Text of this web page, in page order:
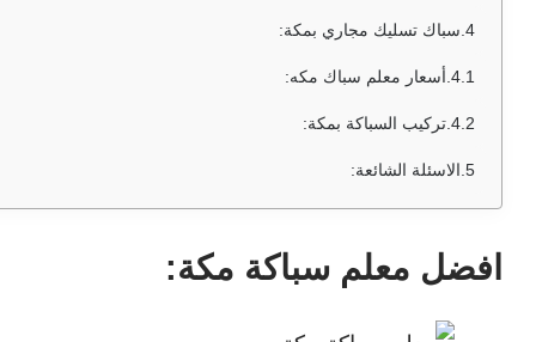
سباك تسليك مجاري بمكة:
أسعار معلم سباك مكه:
تركيب السباكة بمكة:
الاسئلة الشائعة:
افضل معلم سباكة مكة: